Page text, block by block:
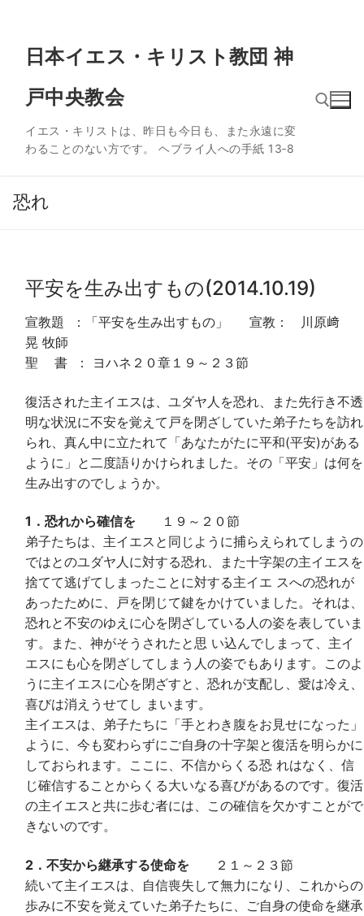
日本イエス・キリスト教団 神
戸中央教会
イエス・キリストは、昨日も今日も、また永遠に変
わることのない方です。 ヘブライ人への手紙 13‐8
恐れ
平安を生み出すもの(2014.10.19)
宣教題 ：「平安を生み出すもの」 宣教： 川原﨑
晃 牧師
聖 書 ： ヨハネ２０章１９～２３節
復活された主イエスは、ユダヤ人を恐れ、また先行き不透
明な状況に不安を覚えて戸を閉ざしていた弟子たちを訪れ
られ、真ん中に立たれて「あなたがたに平和(平安)がある
ように」と二度語りかけられました。その「平安」は何を
生み出すのでしょうか。
1．恐れから確信を １９～２０節
弟子たちは、主イエスと同じように捕らえられてしまうの
ではとのユダヤ人に対する恐れ、また十字架の主イエスを
捨てて逃げてしまったことに対する主イエ スへの恐れが
あったために、戸を閉じて鍵をかけていました。それは、
恐れと不安のゆえに心を閉ざしている人の姿を表していま
す。また、神がそうされたと思 い込んでしまって、主イ
エスにも心を閉ざしてしまう人の姿でもあります。このよ
うに主イエスに心を閉ざすと、恐れが支配し、愛は冷え、
喜びは消えうせてし まいます。
主イエスは、弟子たちに「手とわき腹をお見せになった」
ように、今も変わらずにご自身の十字架と復活を明らかに
しておられます。ここに、不信からくる恐 れはなく、信
じ確信することからくる大いなる喜びがあるのです。復活
の主イエスと共に歩む者には、この確信を欠かすことがで
きないのです。
2．不安から継承する使命を ２１～２３節
続いて主イエスは、自信喪失して無力になり、これからの
歩みに不安を覚えていた弟子たちに、ご自身の使命を継承